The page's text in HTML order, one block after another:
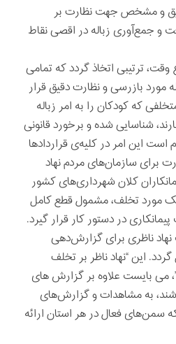
و مشخص جهت نظارت بر
و جمع‌آوری زباله در اقصی نقاط
ترتیبی اتخاذ گردد که تمامی
مورد بازرسی و نظارت دقیق قرار
که کودکان را به امر زباله
شناسایی شده و برخورد قانونی
است این امر در کلیه‌ی قراردادها
برای سازمان‌های مردم نهاد
کلان شهرداری‌های کشور
مورد تخلف، مشمول قطع کامل
در دستور کار قرار گیرد.
ناظری برای گزارش‌دهی
این “نهاد ناظر بر تخلف
می بایست علاوه بر گزارش های
به مشاهدات و گزارش‌های
سمن‌های فعال در هر استان ارائه